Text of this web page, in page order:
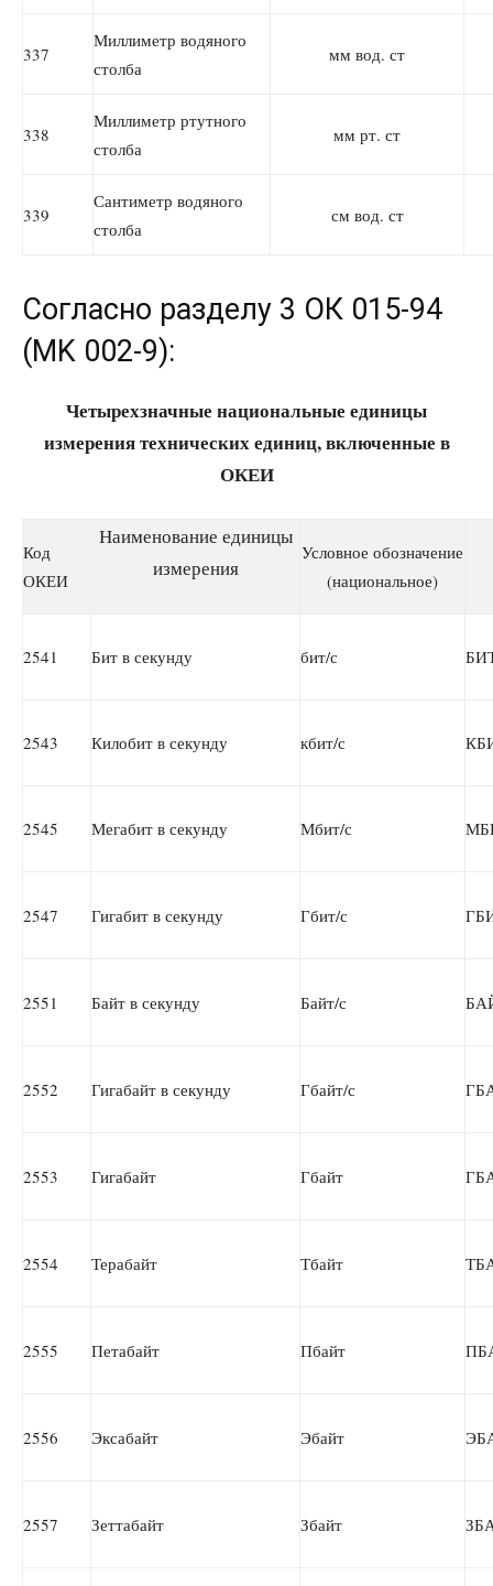
337
Миллиметр водяного
столба
мм вод. ст
338
Миллиметр ртутного
столба
мм рт. ст
339
Сантиметр водяного
столба
см вод. ст
Согласно разделу 3 ОК 015-94
(MK 002-9):
Четырехзначные национальные единицы
измерения технических единиц, включенные в
ОКЕИ
Код
ОКЕИ
Наименование единицы
измерения
Условное обозначение
(национальное)
2541 Бит в секунду бит/с
2543 Килобит в секунду кбит/с
2545 Мегабит в секунду Мбит/с
2547 Гигабит в секунду Гбит/с
2551 Байт в секунду Байт/с
2552 Гигабайт в секунду Гбайт/с
2553 Гигабайт Гбайт
2554 Терабайт Тбайт
2555 Петабайт Пбайт
2556 Эксабайт Эбайт
2557 Зеттабайт Збайт